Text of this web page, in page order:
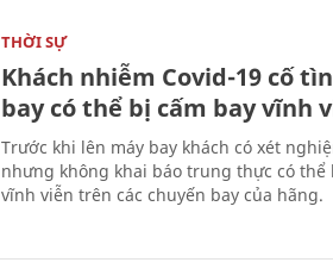
THỜI SỰ
Khách nhiễm Covid-19 cố
bay có thể bị cấm bay vĩnh
Trước khi lên máy bay khách có xét
nhưng không khai báo trung thực có thể
vĩnh viễn trên các chuyến bay của hãng.